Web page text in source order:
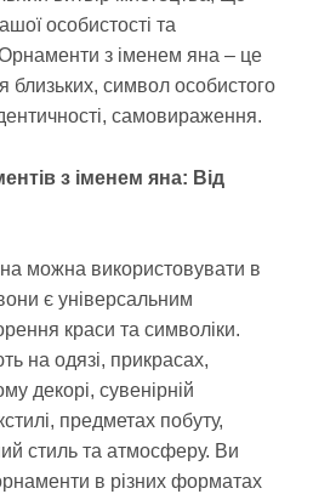
особистості та
Орнаменти з іменем яна – це
близьких, символ особистого
самовираження.
з іменем яна: Від
можна використовувати в
є універсальним
краси та символіки.
на одязі, прикрасах,
декорі, сувенірній
предметах побуту,
стиль та атмосферу. Ви
в різних форматах